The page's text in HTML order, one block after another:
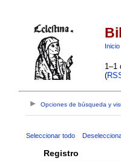
Inicio
1–1
(
Opciones de búsqueda y
Seleccionar todo
Registro